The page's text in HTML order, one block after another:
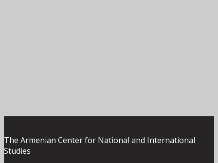
The Armenian Center for National and International
Studies